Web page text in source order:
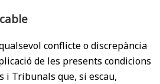
conflicte o discrepància
de les presents condicions
i Tribunals que, si escau,